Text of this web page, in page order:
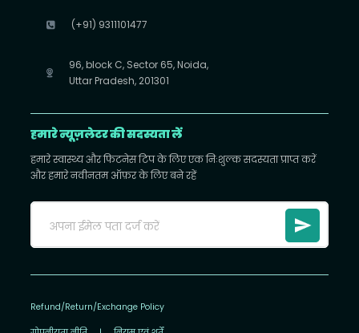
(+91) 9311101477
96, block C, Sector 65, Noida,
Uttar Pradesh, 201301
हमारे न्यूज़लेटर की सदस्यता लें
हमारे स्वास्थ्य और फिटनेस टिप के लिए एक निःशुल्क सदस्यता प्राप्त करें
और हमारे नवीनतम ऑफ़र के लिए बने रहें
Refund/Return/Exchange Policy